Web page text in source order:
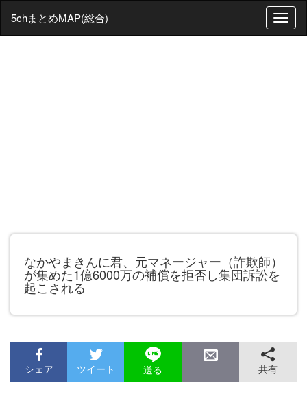
T
o
5chまとめMAP(総合)
なかやまきんに君、元マネージャー（詐欺師）
が集めた1億6000万の補償を拒否し集団訴訟を
起こされる
シェア ツイート 送る 共有